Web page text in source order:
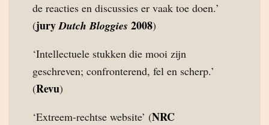
de reacties en discussies er vaak toe doen.’
(juryDutch Bloggies 2008)
‘Intellectuele stukken die mooi zijn
geschreven; confronterend, fel en scherp.’
(Revu)
‘Extreem-rechtse website’ (NRC